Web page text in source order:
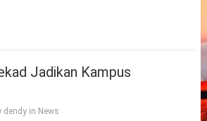
Jadikan Kampus
dendyin News